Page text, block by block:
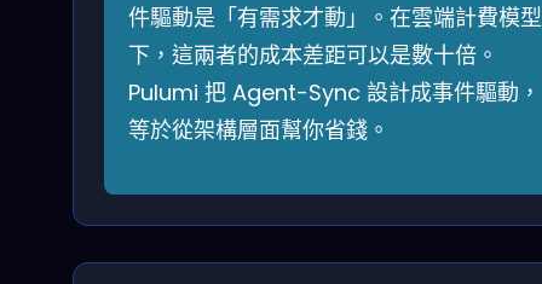
件驅動是「有需求才動」。在雲端計費模型
下，這兩者的成本差距可以是數十倍。
Pulumi 把 Agent-Sync 設計成事件驅動，
等於從架構層面幫你省錢。